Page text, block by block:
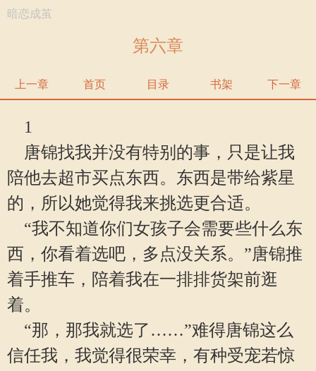
暗恋成茧
第六章
上一章 首页 目录 书架 下一章
1
唐锦找我并没有特别的事，只是让我
陪他去超市买点东西。东西是带给紫星
的，所以她觉得我来挑选更合适。
“我不知道你们女孩子会需要些什么东
西，你看着选吧，多点没关系。”唐锦推
着手推车，陪着我在一排排货架前逛
着。
“那，那我就选了……”难得唐锦这么
信任我，我觉得很荣幸，有种受宠若惊